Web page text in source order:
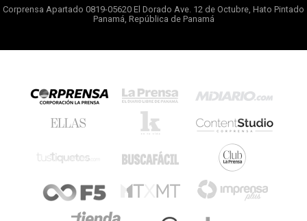
Corprensa Apartado 0819-05620 El Dorado Ave. 12 de Octubre, Hato Pintado
Panamá, República de Panamá